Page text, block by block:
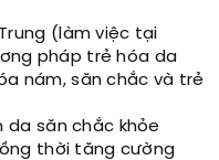
(làm việc tại
pháp trẻ hóa da
nám, săn chắc và trẻ
da săn chắc khỏe
thời tăng cường